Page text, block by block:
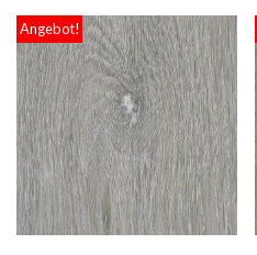
Angebot!